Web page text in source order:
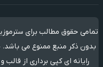
تمامی حقوق مطالب برای
رایانه ای کپی برداری از